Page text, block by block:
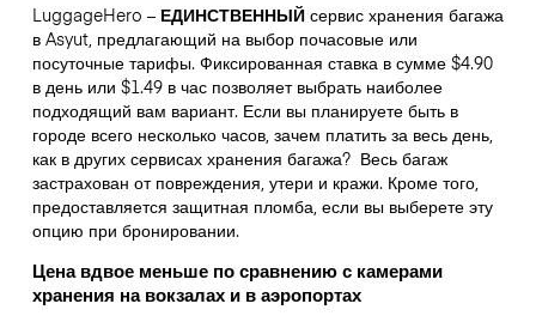
LuggageHero – ЕДИНСТВЕННЫЙсервис хранения багажа
в Asyut, предлагающий на выбор почасовые или
посуточные тарифы. Фиксированная ставка в сумме $4.90
в день или $1.49 в час позволяет выбрать наиболее
подходящий вам вариант. Если вы планируете быть в
городе всего несколько часов, зачем платить за весь день,
как в других сервисах хранения багажа? Весь багаж
застрахован от повреждения, утери и кражи. Кроме того,
предоставляется защитная пломба, если вы выберете эту
опцию при бронировании.
Цена вдвое меньше по сравнению с камерами
хранения на вокзалах и в аэропортах